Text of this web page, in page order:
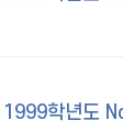
1999학년도